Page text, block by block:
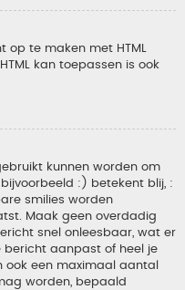
op te maken met HTML
kan toepassen is ook
kunnen worden om
:) betekent blij, :
smilies worden
Maak geen overdadig
snel onleesbaar, wat er
aanpast of heel je
ook een maximaal aantal
worden, bepaald